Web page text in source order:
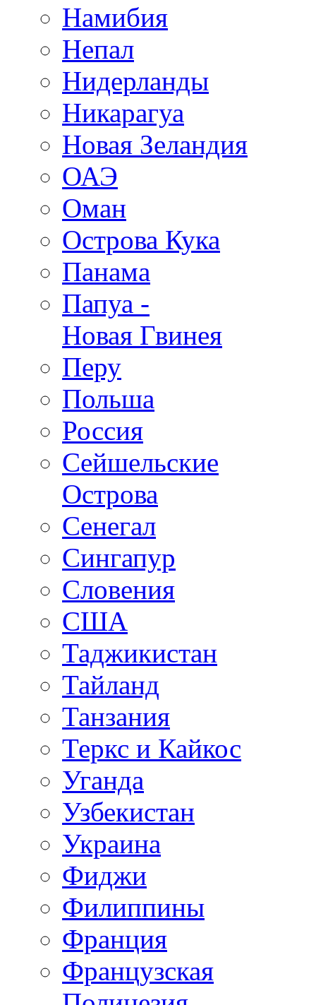
Намибия
Непал
Нидерланды
Никарагуа
Новая Зеландия
ОАЭ
Оман
Острова Кука
Панама
Папуа -
Новая Гвинея
Перу
Польша
Россия
Сейшельские
Острова
Сенегал
Сингапур
Словения
США
Таджикистан
Тайланд
Танзания
Теркс и Кайкос
Уганда
Узбекистан
Украина
Фиджи
Филиппины
Франция
Французская